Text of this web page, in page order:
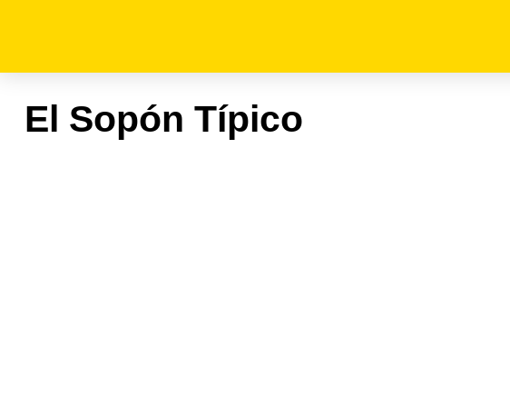
El Sopón Típico